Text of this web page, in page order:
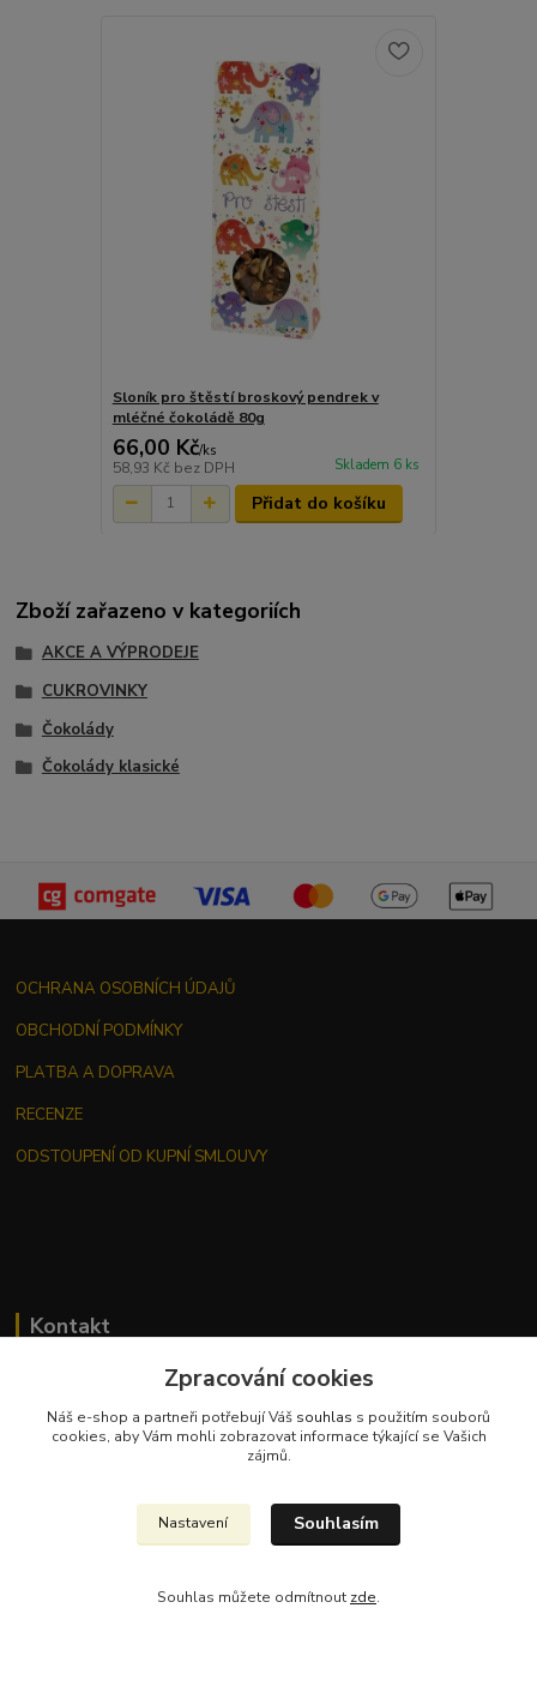
Sloník pro štěstí broskový pendrek v
mléčné čokoládě 80g
66,00 Kč/ks
58,93 Kč bez DPH Skladem 6 ks
Přidat do košíku
Zboží zařazeno v kategoriích
AKCE A VÝPRODEJE
CUKROVINKY
Čokolády
Čokolády klasické
OCHRANA OSOBNÍCH ÚDAJŮ
OBCHODNÍ PODMÍNKY
PLATBA A DOPRAVA
RECENZE
ODSTOUPENÍ OD KUPNÍ SMLOUVY
Kontakt
+420 737 551 994
po - pá 9.00 -17.00 hod
Zpracování cookies
Náš e-shop a partneři potřebují Váš souhlas s použitím souborů
cookies, aby Vám mohli zobrazovat informace týkající se Vašich
zájmů.
Nastavení Souhlasím
Souhlas můžete odmítnout zde.